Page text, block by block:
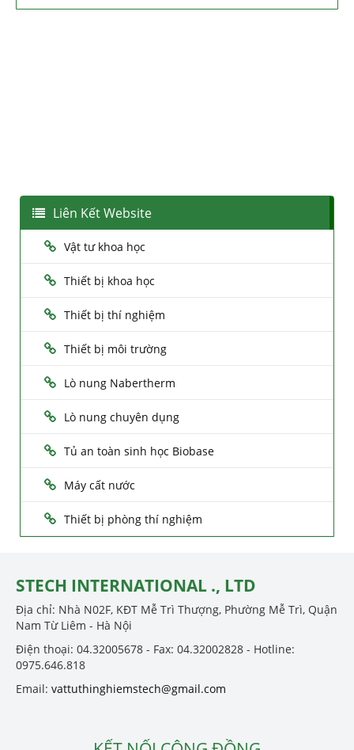
Liên Kết Website
Vật tư khoa học
Thiết bị khoa học
Thiết bị thí nghiệm
Thiết bị môi trường
Lò nung Nabertherm
Lò nung chuyên dụng
Tủ an toàn sinh học Biobase
Máy cất nước
Thiết bị phòng thí nghiệm
STECH INTERNATIONAL ., LTD
Địa chỉ: Nhà N02F, KĐT Mễ Trì Thượng, Phường Mễ Trì, Quận
Nam Từ Liêm - Hà Nội
Điện thoại: 04.32005678 - Fax: 04.32002828 - Hotline:
0975.646.818
Email: vattuthinghiemstech@gmail.com